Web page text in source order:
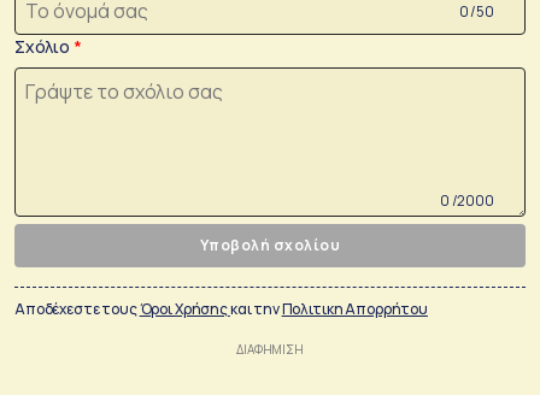
0 /50
Σχόλιο
0 /2000
Υποβολή σχολίου
Αποδέχεστε τουςΌροι Χρήσηςκαι τηνΠολιτικη Απορρήτου